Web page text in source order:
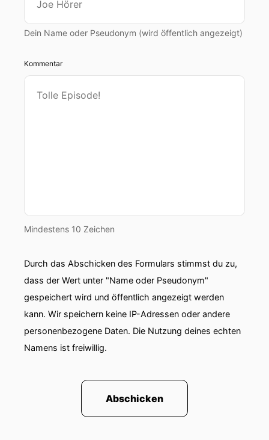
Dein Name oder Pseudonym (wird öffentlich angezeigt)
Kommentar
Mindestens 10 Zeichen
Durch das Abschicken des Formulars stimmst du zu,
dass der Wert unter "Name oder Pseudonym"
gespeichert wird und öffentlich angezeigt werden
kann. Wir speichern keine IP-Adressen oder andere
personenbezogene Daten. Die Nutzung deines echten
Namens ist freiwillig.
Abschicken